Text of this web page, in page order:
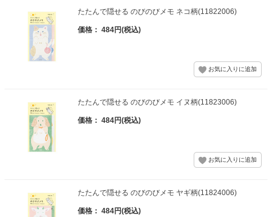
たたんで隠せる のびのびメモ ネコ柄(11822006)
価格： 484円(税込)
たたんで隠せる のびのびメモ イヌ柄(11823006)
価格： 484円(税込)
たたんで隠せる のびのびメモ ヤギ柄(11824006)
価格： 484円(税込)